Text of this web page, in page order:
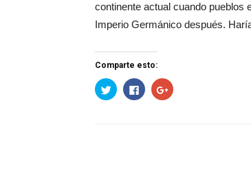
continente actual cuando pueblos
Imperio Germánico después.
Comparte esto:
Haz
clic
para
Haz
clic
para
Haz
clic